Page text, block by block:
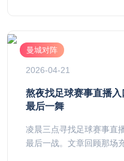
曼城对阵
2026-04-21
熬夜找足球赛事直播
最后一舞
凌晨三点寻找足球赛事直
最后一战。文章回顾那场